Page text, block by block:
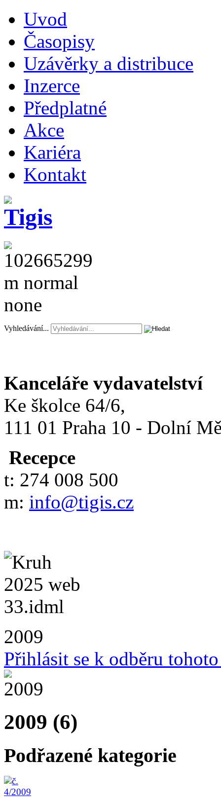
Uvod
Časopisy
Uzávěrky a distribuce
Inzerce
Předplatné
Akce
Kariéra
Kontakt
Vyhledávání...
Kanceláře vydavatelství
Ke školce 64/6,
111 01 Praha 10 - Dolní
Recepce
t: 274 008 500
m: info@tigis.cz
2009
Přihlásit se k odběru
2009 (6)
Podřazené kategorie